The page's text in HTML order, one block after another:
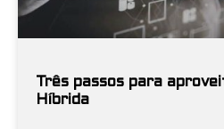
Três passos para
Híbrida